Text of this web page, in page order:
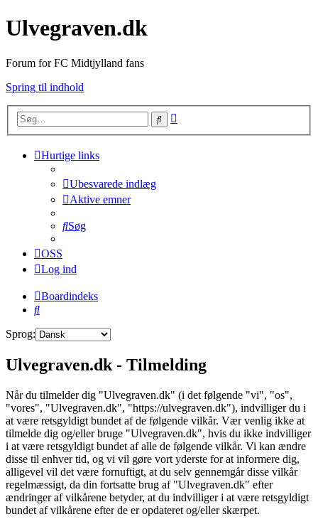
Ulvegraven.dk
Forum for FC Midtjylland fans
Spring til indhold
Søg
Hurtige links
Ubesvarede indlæg
Aktive emner
Søg
OSS
Log ind
Boardindeks
Søg
Sprog:
Ulvegraven.dk - Tilmelding
Når du tilmelder dig "Ulvegraven.dk" (i det følgende "vi", "os",
"vores", "Ulvegraven.dk", "https://ulvegraven.dk"), indvilliger du i
at være retsgyldigt bundet af de følgende vilkår. Vær venlig ikke at
tilmelde dig og/eller bruge "Ulvegraven.dk", hvis du ikke indvilliger
i at være retsgyldigt bundet af alle de følgende vilkår. Vi kan ændre
disse til enhver tid, og vi vil gøre vort yderste for at informere dig,
alligevel vil det være fornuftigt, at du selv gennemgår disse vilkår
regelmæssigt, da din fortsatte brug af "Ulvegraven.dk" efter
ændringer af vilkårene betyder, at du indvilliger i at være retsgyldigt
bundet af vilkårene efter de er opdateret og/eller skærpet.